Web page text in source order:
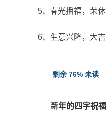
5、春光播福，荣休
6、生意兴隆，大吉
剩余 76% 未读
新年的四字祝